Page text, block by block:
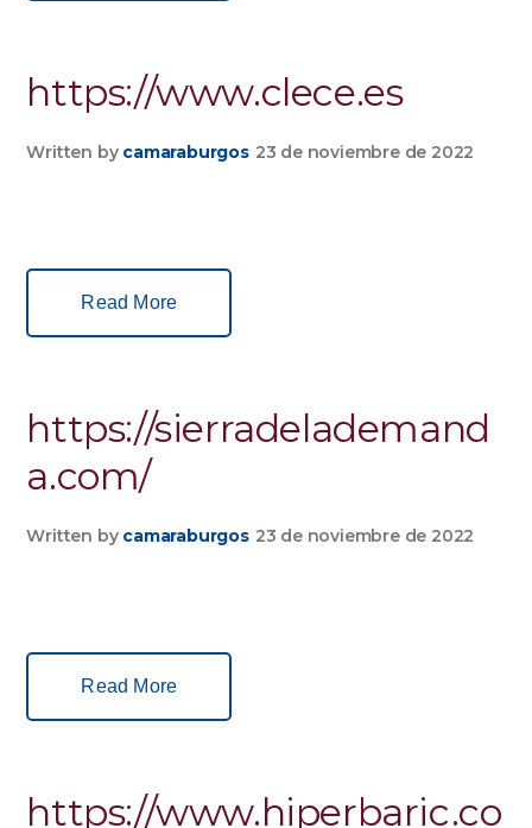
https://www.clece.es
Written by camaraburgos 23 de noviembre de 2022
Read More
https://sierradelademand
a.com/
Written by camaraburgos 23 de noviembre de 2022
Read More
https://www.hiperbaric.co